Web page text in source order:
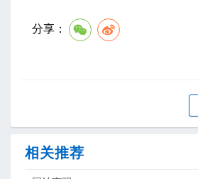
分享：
相关推荐